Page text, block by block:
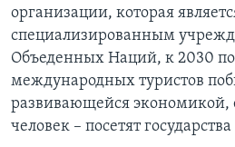
организации, которая
специализированным
Объеденных Наций, к 2030
международных туристов
развивающейся экономикой,
человек – посетят